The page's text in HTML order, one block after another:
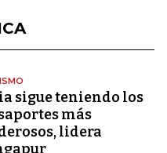
sigue teniendo los
más
lidera